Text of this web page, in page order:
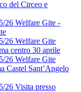
del Circeo e
26 Welfare Gite -
26 Welfare Gite
centro 30 aprile
26 Welfare Gite
Castel Sant’Angelo
26 Visita presso